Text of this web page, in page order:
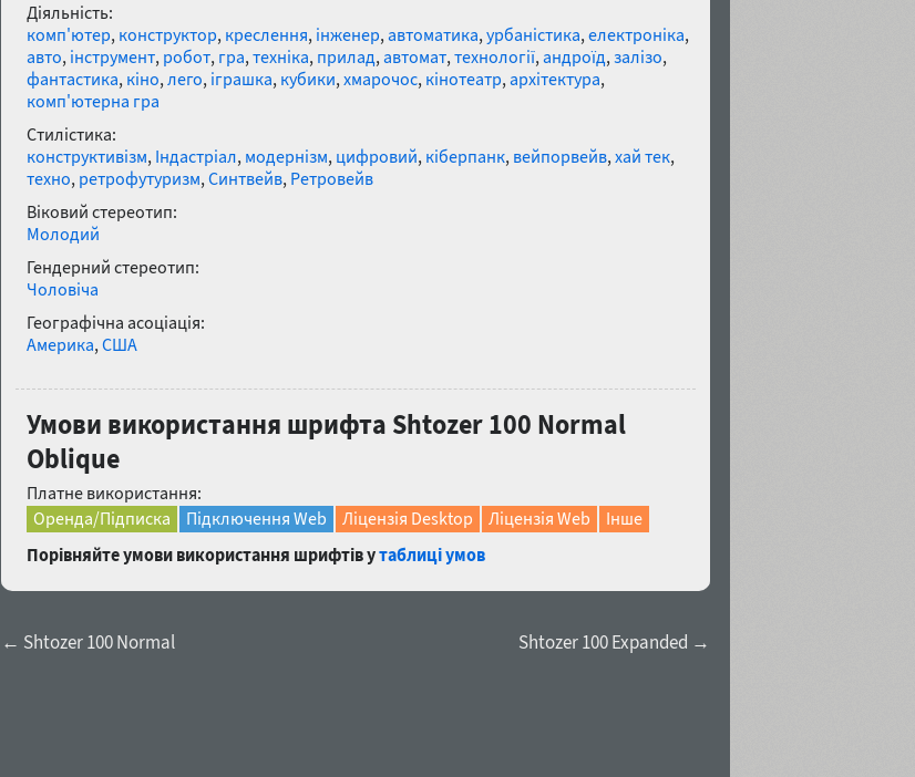
Діяльність:
комп'ютер, конструктор, креслення, інженер,автоматика,урбаністика,електроніка,
авто, інструмент, робот, гра,техніка, прилад,автомат,технології,андроїд,залізо,
фантастика, кіно,лего, іграшка, кубики,хмарочос, кінотеатр,архітектура,
комп'ютерна гра
Стилістика:
конструктивізм, Індастріал, модернізм, цифровий, кіберпанк, вейпорвейв,хай тек,
техно, ретрофутуризм,Синтвейв, Ретровейв
Віковий стереотип:
Молодий
Гендерний стереотип:
Чоловіча
Географічна асоціація:
Америка,США
Умови використання шрифта Shtozer 100 Normal
Oblique
Платне використання:
Оренда/Підписка
Підключення Web Ліцензія Desktop Ліцензія Web
Інше
Порівняйте умови використання шрифтів утаблиці умов
← Shtozer 100 Normal Shtozer 100 Expanded →